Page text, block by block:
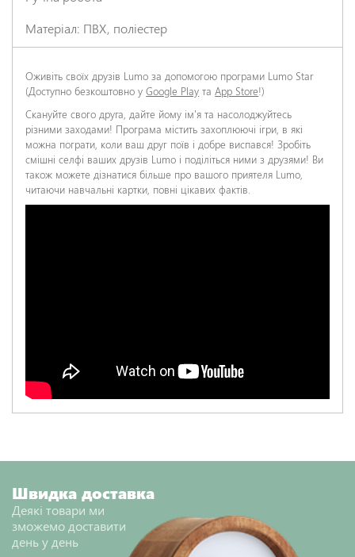
Матеріал: ПВХ, поліестер
Оживіть своїх друзів Lumo за допомогою програми Lumo Star
(Доступно безкоштовно уGoogle Play таApp Store!)
Скануйте свого друга, дайте йому ім'я та насолоджуйтесь
різними заходами! Програма містить захоплюючі ігри, в які
можна пограти, коли ваш друг поїв і добре виспався! Зробіть
смішні селфі ваших друзів Lumo і поділіться ними з друзями! Ви
також можете дізнатися більше про вашого приятеля Lumo,
читаючи навчальні картки, повні цікавих фактів.
Швидка доставка
Деякі товари ми
зможемо доставити
день у день